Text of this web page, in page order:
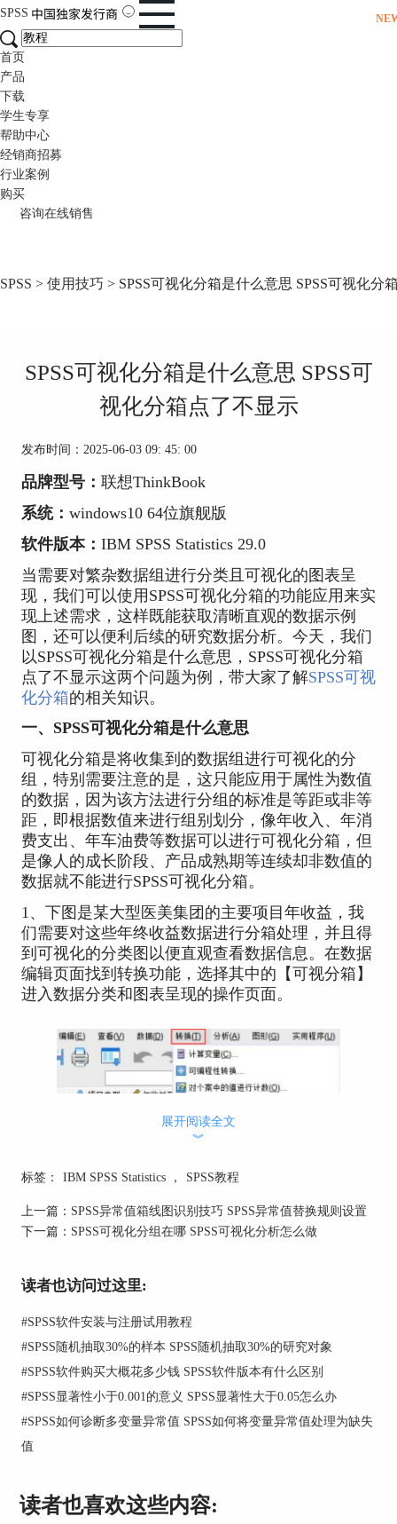
SPSS
首页
产品
下载
学生专享
帮助中心
经销商招募
行业案例
购买
咨询在线销售
SPSS > 使用技巧 > SPSS可视化分箱是什么意思 SPSS可视化分
SPSS可视化分箱是什么意思 SPSS可
视化分箱点了不显示
发布时间：2025-06-03 09: 45: 00
品牌型号： 联想ThinkBook
系统： windows10 64位旗舰版
软件版本： IBM SPSS Statistics 29.0
当需要对繁杂数据组进行分类且可视化的图表呈
现，我们可以使用SPSS可视化分箱的功能应用来实
现上述需求，这样既能获取清晰直观的数据示例
图，还可以便利后续的研究数据分析。今天，我们
以SPSS可视化分箱是什么意思，SPSS可视化分箱
点了不显示这两个问题为例，带大家了解SPSS可视
化分箱的相关知识。
一、SPSS可视化分箱是什么意思
可视化分箱是将收集到的数据组进行可视化的分
组，特别需要注意的是，这只能应用于属性为数值
的数据，因为该方法进行分组的标准是等距或非等
距，即根据数值来进行组别划分，像年收入、年消
费支出、年车油费等数据可以进行可视化分箱，但
是像人的成长阶段、产品成熟期等连续却非数值的
数据就不能进行SPSS可视化分箱。
1、下图是某大型医美集团的主要项目年收益，我
们需要对这些年终收益数据进行分箱处理，并且得
到可视化的分类图以便直观查看数据信息。在数据
编辑页面找到转换功能，选择其中的【可视分箱】
进入数据分类和图表呈现的操作页面。
图1：医美项目年收益数据
2、根据可视分箱的页面提示，我们能得知可进行
该操作的变量为数字有序变量，那么就可以将医美
项目年收益放入下方的【要分箱的变量】框中，然
后进行【继续】的确认按键。
展开阅读全文
︾
标签： IBM SPSS Statistics ， SPSS教程
上一篇： SPSS异常值箱线图识别技巧 SPSS异常值替换规则设置
下一篇： SPSS可视化分组在哪 SPSS可视化分析怎么做
读者也访问过这里:
#SPSS软件安装与注册试用教程
#SPSS随机抽取30%的样本 SPSS随机抽取30%的研究对象
#SPSS软件购买大概花多少钱 SPSS软件版本有什么区别
#SPSS显著性小于0.001的意义 SPSS显著性大于0.05怎么办
#SPSS如何诊断多变量异常值 SPSS如何将变量异常值处理为缺失
值
读者也喜欢这些内容: